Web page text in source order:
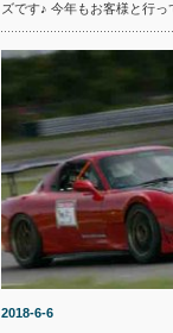
ズです♪ 今年もお客様と行っ
2018-6-6